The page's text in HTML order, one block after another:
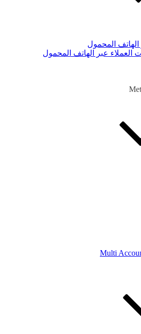
المحمول
العملاء عبر الهاتف المحمول
Multi